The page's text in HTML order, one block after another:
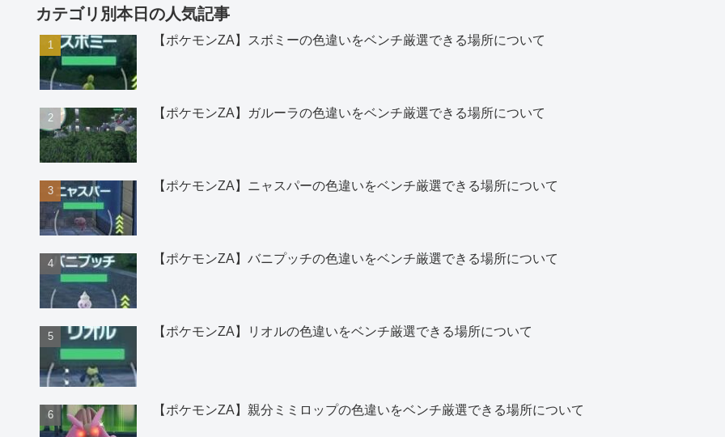
カテゴリ別本日の人気記事
【ポケモンZA】スボミーの色違いをベンチ厳選できる場所について
【ポケモンZA】ガルーラの色違いをベンチ厳選できる場所について
【ポケモンZA】ニャスパーの色違いをベンチ厳選できる場所について
【ポケモンZA】バニプッチの色違いをベンチ厳選できる場所について
【ポケモンZA】リオルの色違いをベンチ厳選できる場所について
【ポケモンZA】親分ミミロップの色違いをベンチ厳選できる場所について